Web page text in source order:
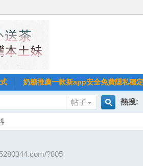
奶糖推薦一款新app安全免費隱私穩
帖子
熱搜:
?805